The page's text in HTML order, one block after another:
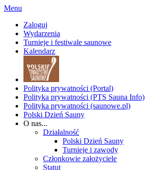
Menu
Zaloguj
Wydarzenia
Turnieje i festiwale saunowe
Kalendarz
Polityka prywatności (Portal)
Polityka prywatności (PTS Sauna Info)
Polityka prywatności (saunowe.pl)
Polski Dzień Sauny
O nas...
Działalność
Polski Dzień Sauny
Turnieje i zawody
Członkowie założyciele
Statut